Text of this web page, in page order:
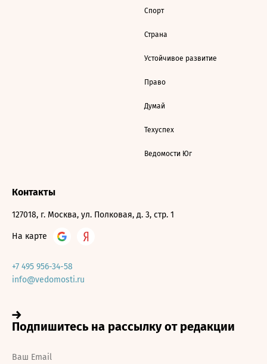
Спорт
Страна
Устойчивое развитие
Право
Думай
Техуспех
Ведомости Юг
Контакты
127018, г. Москва, ул. Полковая, д. 3, стр. 1
На карте
+7 495 956-34-58
info@vedomosti.ru